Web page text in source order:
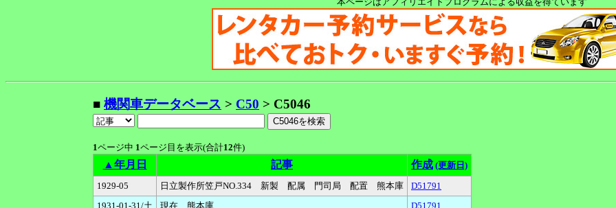
■ 機関車データベース > C50 > C5046
1ページ中 1ページ目を表示(合計12件)
▲年月日 記事 作成 (更新日)
1929-05
日立製作所笠戸NO.334 新製 配属 門司局 配置 熊本庫
D51791
1931-01-31/土
現在 熊本庫
D51791